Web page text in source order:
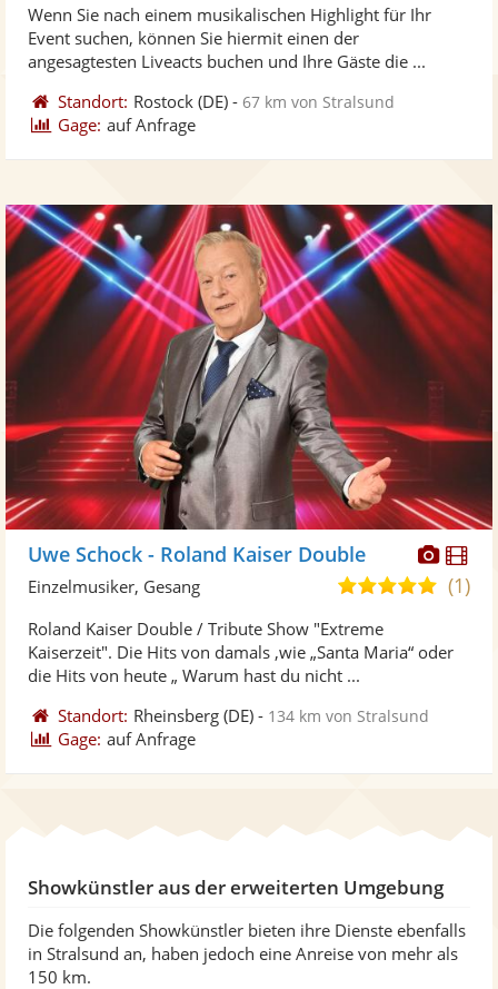
5
Wenn Sie nach einem musikalischen Highlight für Ihr
Event suchen, können Sie hiermit einen der
angesagtesten Liveacts buchen und Ihre Gäste die ...
Standort: Rostock (DE) -67 km von Stralsund
Gage: auf Anfrage
Uwe Schock - Roland Kaiser Double
5,0
5
(1)
Einzelmusiker, Gesang
Roland Kaiser Double / Tribute Show "Extreme
Kaiserzeit". Die Hits von damals ,wie „Santa Maria“ oder
die Hits von heute „ Warum hast du nicht ...
Standort: Rheinsberg (DE) - 134 km von Stralsund
Gage: auf Anfrage
Showkünstler aus der erweiterten Umgebung
Die folgenden Showkünstler bieten ihre Dienste ebenfalls
in Stralsund an, haben jedoch eine Anreise von mehr als
150 km.